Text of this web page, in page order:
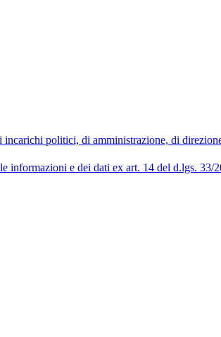
incarichi politici, di amministrazione, di
informazioni e dei dati ex art. 14 del d.lgs. 33/